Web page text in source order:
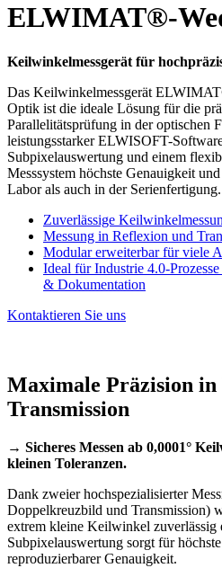
ELWIMAT®-
Keilwinkelmessgerät für
Das Keilwinkelmessgerät
Optik ist die ideale Lösung für die
Parallelitätsprüfung in der optischen
leistungsstarker ELWISOFT-
Subpixelauswertung und einem
Messsystem höchste Genauigkeit
Labor als auch in der Serienfertigung.
Zuverlässige
Messung in Reflexion und
Modular erweiterbar für viele
Ideal für Industrie 4.0-
& Dokumentation
Kontaktieren Sie uns
Maximale Präzision
Transmission
→ Sicheres Messen ab 0,0001°
kleinen Toleranzen.
Dank zweier hochspezialisierter
Doppelkreuzbild und Transmission)
extrem kleine Keilwinkel zuverlässig
Subpixelauswertung sorgt für
reproduzierbarer Genauigkeit.